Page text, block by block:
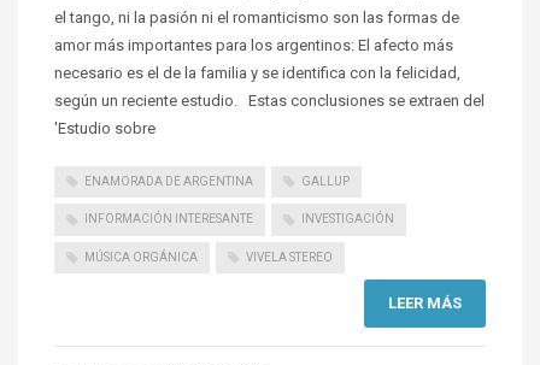
el tango, ni la pasión ni el romanticismo son las formas de
amor más importantes para los argentinos: El afecto más
necesario es el de la familia y se identifica con la felicidad,
según un reciente estudio. Estas conclusiones se extraen del
'Estudio sobre
ENAMORADA DE ARGENTINA GALLUP
INFORMACIÓN INTERESANTE INVESTIGACIÓN
MÚSICA ORGÁNICA VIVELA STEREO
LEER MÁS